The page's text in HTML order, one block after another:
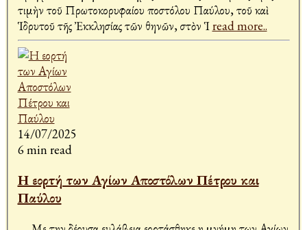
τιμὴν τοῦ Πρωτοκορυφαίου Ἀποστόλου Παύλου, τοῦ καὶ
Ἱδρυτοῦ τῆς Ἐκκλησίας τῶν Ἀθηνῶν, στὸν Ἱread more..
14/07/2025
6 min read
Η εορτή των Αγίων Αποστόλων Πέτρου και
Παύλου